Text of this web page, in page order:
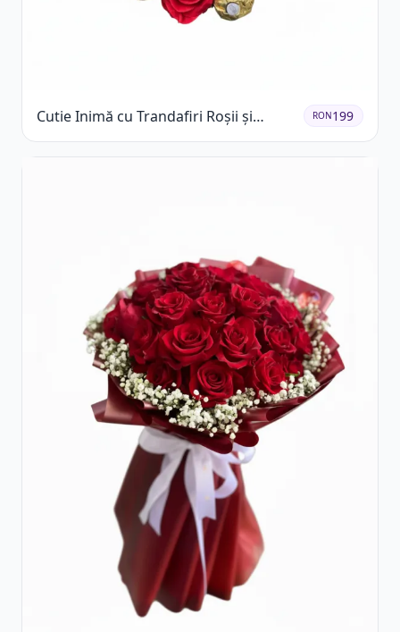
Cutie Inimă cu Trandafiri Roșii și
Ferrero Rocher
RON199